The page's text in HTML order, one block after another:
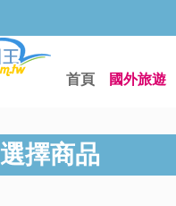
首頁 國外旅遊
選擇商品